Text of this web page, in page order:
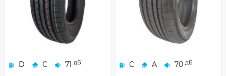
D C 71 дБ C A 70 дБ